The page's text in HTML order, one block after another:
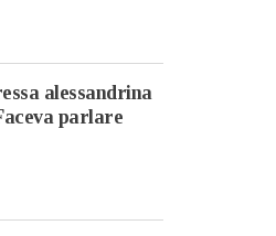
alessandrina
parlare